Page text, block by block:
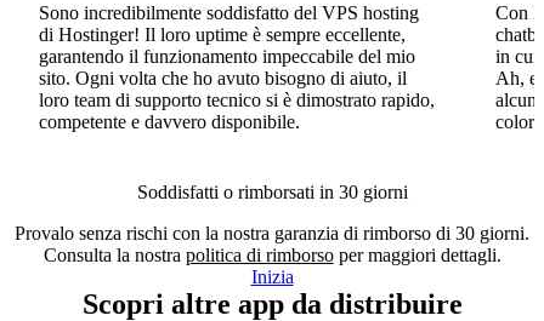
Sono incredibilmente soddisfatto del VPS hosting
di Hostinger! Il loro uptime è sempre eccellente,
garantendo il funzionamento impeccabile del mio
sito. Ogni volta che ho avuto bisogno di aiuto, il
loro team di supporto tecnico si è dimostrato rapido,
competente e davvero disponibile.
Con
in cui
Ah, e
alcun
Soddisfatti o rimborsati in 30 giorni
Provalo senza rischi con la nostra garanzia di rimborso di 30 giorni.
Consulta la nostra politica di rimborsoper maggiori dettagli.
Inizia
Scopri altre app da distribuire